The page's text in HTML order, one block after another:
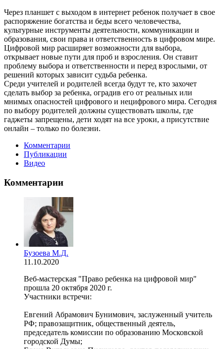
Через планшет с выходом в интернет ребенок получает в свое
распоряжение богатства и беды всего человечества,
культурные инструменты деятельности, коммуникации и
образования, свои права и ответственность в цифровом мире.
Цифровой мир расширяет возможности для выбора,
открывает новые пути для проб и взросления. Он ставит
проблему выбора и ответственности и перед взрослыми, от
решений которых зависит судьба ребенка.
Среди учителей и родителей всегда будут те, кто захочет
сделать выбор за ребенка, оградив его от реальных или
мнимых опасностей цифрового и нецифрового мира. Сегодня
по выбору родителей должны существовать школы, где
гаджеты запрещены, дети ходят на все уроки, а присутствие
онлайн – только по болезни.
Комментарии
Публикации
Видео
Комментарии
Бузоева М.Д.
11.10.2020
Веб-мастерская "Право ребенка на цифровой мир"
прошла 20 октября 2020 г.
Участники встречи:
Евгений Абрамович Бунимович, заслуженный учитель
РФ; правозащитник, общественный деятель,
председатель комиссии по образованию Московской
городской Думы;